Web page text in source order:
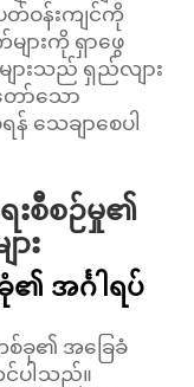
တ်ဝန်းကျင်ကို
ျားကို ရှာဖွေ
ျားသည် ရှည်လျား
ော်သော
သေချာစေပါ
းစီစဉ်မှု၏
ား
အင်္ဂါရပ်
စ်ခု၏ အခြေခံ
ပါသည်။